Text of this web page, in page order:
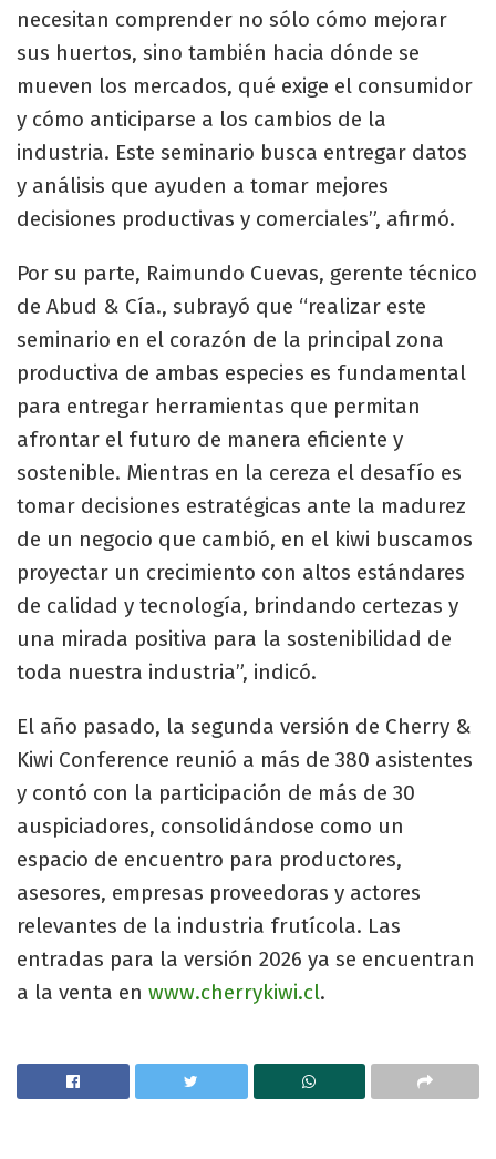
necesitan comprender no sólo cómo mejorar
sus huertos, sino también hacia dónde se
mueven los mercados, qué exige el consumidor
y cómo anticiparse a los cambios de la
industria. Este seminario busca entregar datos
y análisis que ayuden a tomar mejores
decisiones productivas y comerciales”, afirmó.
Por su parte, Raimundo Cuevas, gerente técnico
de Abud & Cía., subrayó que “realizar este
seminario en el corazón de la principal zona
productiva de ambas especies es fundamental
para entregar herramientas que permitan
afrontar el futuro de manera eficiente y
sostenible. Mientras en la cereza el desafío es
tomar decisiones estratégicas ante la madurez
de un negocio que cambió, en el kiwi buscamos
proyectar un crecimiento con altos estándares
de calidad y tecnología, brindando certezas y
una mirada positiva para la sostenibilidad de
toda nuestra industria”, indicó.
El año pasado, la segunda versión de Cherry &
Kiwi Conference reunió a más de 380 asistentes
y contó con la participación de más de 30
auspiciadores, consolidándose como un
espacio de encuentro para productores,
asesores, empresas proveedoras y actores
relevantes de la industria frutícola. Las
entradas para la versión 2026 ya se encuentran
a la venta en www.cherrykiwi.cl.